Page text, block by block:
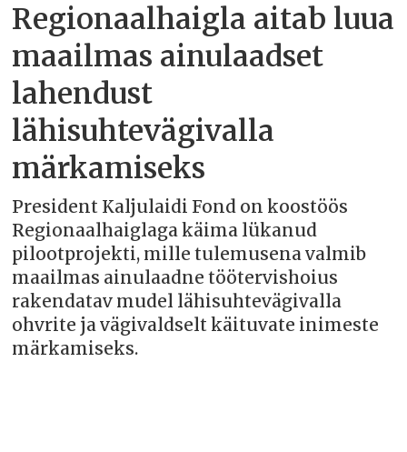
Regionaalhaigla aitab luua
maailmas ainulaadset
lahendust
lähisuhtevägivalla
märkamiseks
President Kaljulaidi Fond on koostöös
Regionaalhaiglaga käima lükanud
pilootprojekti, mille tulemusena valmib
maailmas ainulaadne töötervishoius
rakendatav mudel lähisuhtevägivalla
ohvrite ja vägivaldselt käituvate inimeste
märkamiseks.